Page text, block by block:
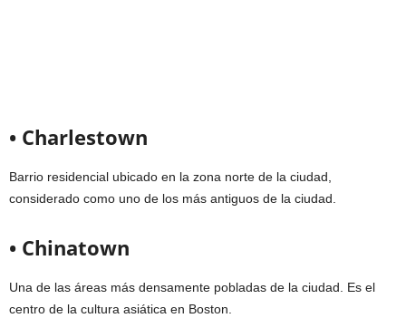
• Charlestown
Barrio residencial ubicado en la zona norte de la ciudad,
considerado como uno de los más antiguos de la ciudad.
• Chinatown
Una de las áreas más densamente pobladas de la ciudad. Es el
centro de la cultura asiática en Boston.